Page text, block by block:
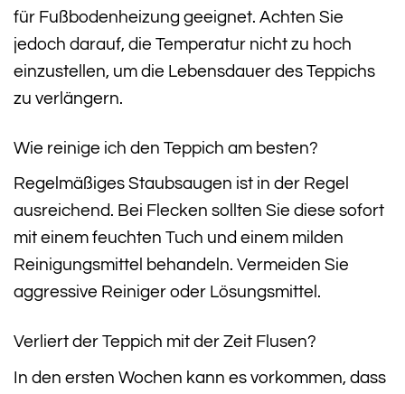
für Fußbodenheizung geeignet. Achten Sie
jedoch darauf, die Temperatur nicht zu hoch
einzustellen, um die Lebensdauer des Teppichs
zu verlängern.
Wie reinige ich den Teppich am besten?
Regelmäßiges Staubsaugen ist in der Regel
ausreichend. Bei Flecken sollten Sie diese sofort
mit einem feuchten Tuch und einem milden
Reinigungsmittel behandeln. Vermeiden Sie
aggressive Reiniger oder Lösungsmittel.
Verliert der Teppich mit der Zeit Flusen?
In den ersten Wochen kann es vorkommen, dass